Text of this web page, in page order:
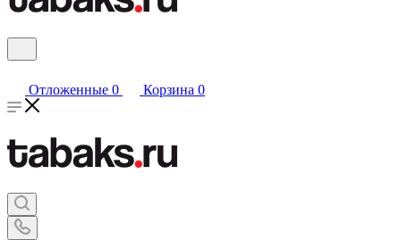
Отложенные 0 Корзина 0